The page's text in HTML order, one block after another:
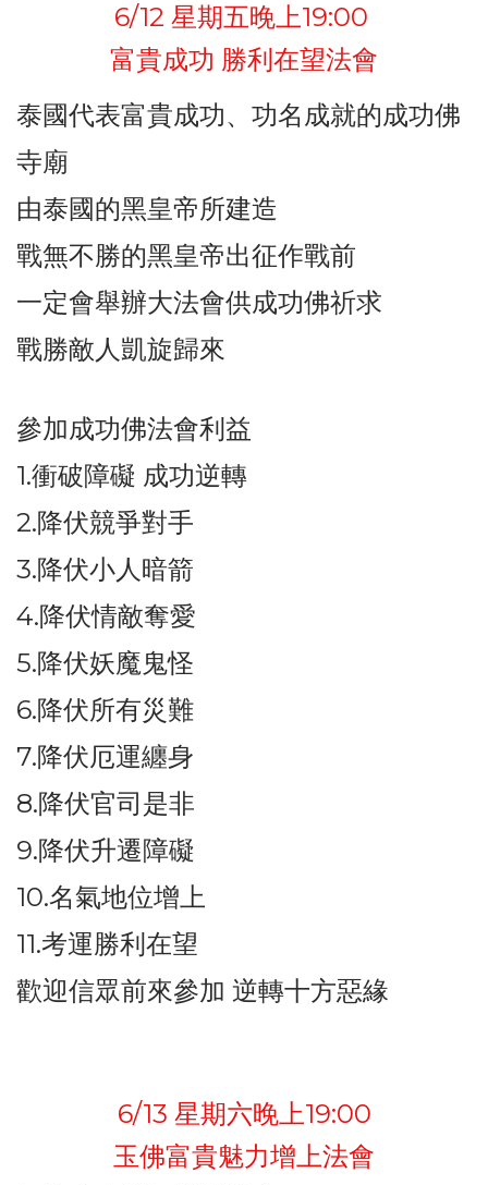
6/12 星期五晚上19:00
富貴成功 勝利在望法會
泰國代表富貴成功、功名成就的成功佛
寺廟
由泰國的黑皇帝所建造
戰無不勝的黑皇帝出征作戰前
一定會舉辦大法會供成功佛祈求
戰勝敵人凱旋歸來
參加成功佛法會利益
1.衝破障礙 成功逆轉
2.降伏競爭對手
3.降伏小人暗箭
4.降伏情敵奪愛
5.降伏妖魔鬼怪
6.降伏所有災難
7.降伏厄運纏身
8.降伏官司是非
9.降伏升遷障礙
10.名氣地位增上
11.考運勝利在望
歡迎信眾前來參加 逆轉十方惡緣
6/13 星期六晚上19:00
玉佛富貴魅力增上法會